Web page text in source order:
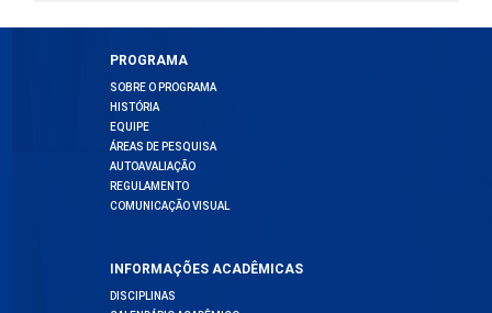
PROGRAMA
SOBRE O PROGRAMA
HISTÓRIA
EQUIPE
ÁREAS DE PESQUISA
AUTOAVALIAÇÃO
REGULAMENTO
COMUNICAÇÃO VISUAL
INFORMAÇÕES ACADÊMICAS
DISCIPLINAS